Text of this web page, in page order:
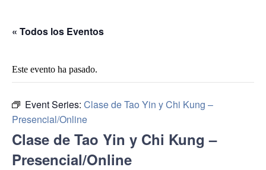
« Todos los Eventos
Este evento ha pasado.
Event Series: Clase de Tao Yin y Chi Kung –
Presencial/Online
Clase de Tao Yin y Chi Kung –
Presencial/Online